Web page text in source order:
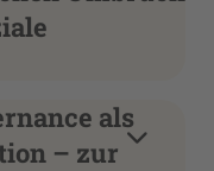
als
– zur